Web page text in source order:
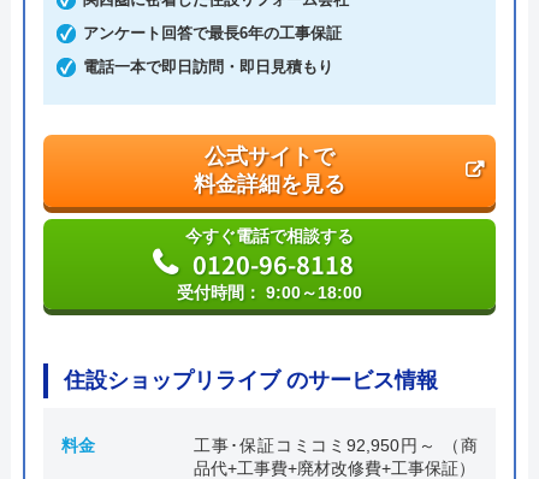
代表者 丸山英利
本社所在地
〒556-0014
大阪府大阪市浪速区大国2丁目1番6号
アンケート回答で最長6年の工事保証
電話一本で即日訪問・即日見積もり
公式サイトで
料金詳細を見る
今すぐ電話で相談する
0120-96-8118
受付時間： 9:00～18:00
住設ショップリライブ のサービス情報
料金
工事･保証コミコミ92,950円～ （商
品代+工事費+廃材改修費+工事保証）